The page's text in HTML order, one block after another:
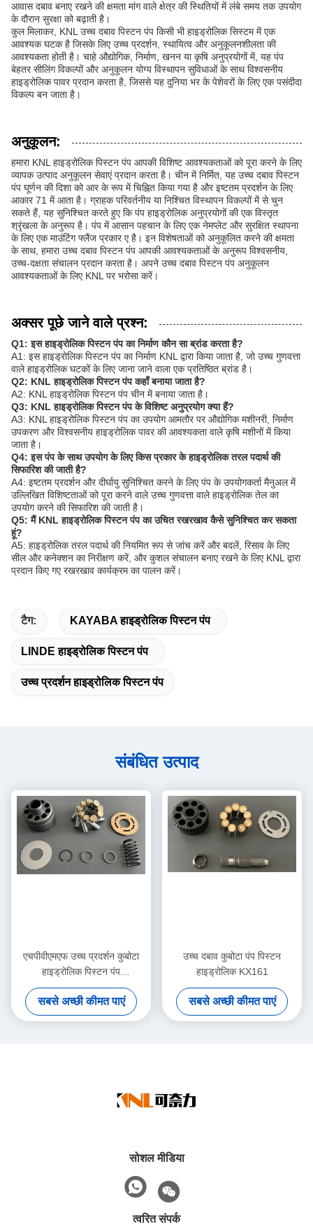
आवास दबाव बनाए रखने की क्षमता मांग वाले क्षेत्र की स्थितियों में लंबे समय तक उपयोग
के दौरान सुरक्षा को बढ़ाती है।
कुल मिलाकर, KNL उच्च दबाव पिस्टन पंप किसी भी हाइड्रोलिक सिस्टम में एक
आवश्यक घटक है जिसके लिए उच्च प्रदर्शन, स्थायित्व और अनुकूलनशीलता की
आवश्यकता होती है। चाहे औद्योगिक, निर्माण, खनन या कृषि अनुप्रयोगों में, यह पंप
बेहतर सीलिंग विकल्पों और अनुकूलन योग्य विस्थापन सुविधाओं के साथ विश्वसनीय
हाइड्रोलिक पावर प्रदान करता है, जिससे यह दुनिया भर के पेशेवरों के लिए एक पसंदीदा
विकल्प बन जाता है।
अनुकूलन:
हमारा KNL हाइड्रोलिक पिस्टन पंप आपकी विशिष्ट आवश्यकताओं को पूरा करने के लिए
व्यापक उत्पाद अनुकूलन सेवाएं प्रदान करता है। चीन में निर्मित, यह उच्च दबाव पिस्टन
पंप घूर्णन की दिशा को आर के रूप में चिह्नित किया गया है और इष्टतम प्रदर्शन के लिए
आकार 71 में आता है। ग्राहक परिवर्तनीय या निश्चित विस्थापन विकल्पों में से चुन
सकते हैं, यह सुनिश्चित करते हुए कि पंप हाइड्रोलिक अनुप्रयोगों की एक विस्तृत
श्रृंखला के अनुरूप है। पंप में आसान पहचान के लिए एक नेमप्लेट और सुरक्षित स्थापना
के लिए एक माउंटिंग फ्लैंज प्रकार ए है। इन विशेषताओं को अनुकूलित करने की क्षमता
के साथ, हमारा उच्च दबाव पिस्टन पंप आपकी आवश्यकताओं के अनुरूप विश्वसनीय,
उच्च-दक्षता संचालन प्रदान करता है। अपने उच्च दबाव पिस्टन पंप अनुकूलन
आवश्यकताओं के लिए KNL पर भरोसा करें।
अक्सर पूछे जाने वाले प्रश्न:
Q1: इस हाइड्रोलिक पिस्टन पंप का निर्माण कौन सा ब्रांड करता है?
A1: इस हाइड्रोलिक पिस्टन पंप का निर्माण KNL द्वारा किया जाता है, जो उच्च गुणवत्ता
वाले हाइड्रोलिक घटकों के लिए जाना जाने वाला एक प्रतिष्ठित ब्रांड है।
Q2: KNL हाइड्रोलिक पिस्टन पंप कहाँ बनाया जाता है?
A2: KNL हाइड्रोलिक पिस्टन पंप चीन में बनाया जाता है।
Q3: KNL हाइड्रोलिक पिस्टन पंप के विशिष्ट अनुप्रयोग क्या हैं?
A3: KNL हाइड्रोलिक पिस्टन पंप का उपयोग आमतौर पर औद्योगिक मशीनरी, निर्माण
उपकरण और विश्वसनीय हाइड्रोलिक पावर की आवश्यकता वाले कृषि मशीनों में किया
जाता है।
Q4: इस पंप के साथ उपयोग के लिए किस प्रकार के हाइड्रोलिक तरल पदार्थ की
सिफारिश की जाती है?
A4: इष्टतम प्रदर्शन और दीर्घायु सुनिश्चित करने के लिए पंप के उपयोगकर्ता मैनुअल में
उल्लिखित विशिष्टताओं को पूरा करने वाले उच्च गुणवत्ता वाले हाइड्रोलिक तेल का
उपयोग करने की सिफारिश की जाती है।
Q5: मैं KNL हाइड्रोलिक पिस्टन पंप का उचित रखरखाव कैसे सुनिश्चित कर सकता
हूं?
A5: हाइड्रोलिक तरल पदार्थ की नियमित रूप से जांच करें और बदलें, रिसाव के लिए
सील और कनेक्शन का निरीक्षण करें, और कुशल संचालन बनाए रखने के लिए KNL द्वारा
प्रदान किए गए रखरखाव कार्यक्रम का पालन करें।
टैग: KAYABA हाइड्रोलिक पिस्टन पंप
LINDE हाइड्रोलिक पिस्टन पंप
उच्च प्रदर्शन हाइड्रोलिक पिस्टन पंप
संबंधित उत्पाद
एचपीवीएमएफ उच्च प्रदर्शन कुबोटा
हाइड्रोलिक पिस्टन पंप
एचपीवीएमएफ16 एचपीवीएमएफ23
एचपीवीएमएफ32 मोटर स्पेयर पार्ट्स
सबसे अच्छी कीमत पाएं
उच्च दबाव कुबोटा पंप पिस्टन
हाइड्रोलिक KX161
सबसे अच्छी कीमत पाएं
सोशल मीडिया
त्वरित संपर्क